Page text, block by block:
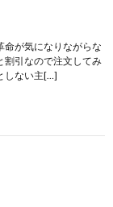
命が気になりながらな
割引なので注文してみ
しない主[…]